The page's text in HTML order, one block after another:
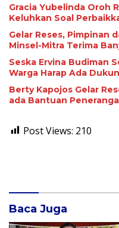
Gracia Yubelinda Oroh
Keluhkan Soal
Gelar Reses, Pimpinan
Minsel-Mitra Terima
Seska Ervina Budiman
Warga Harap Ada
Berty Kapojos Gelar
Post Views: 210
Baca Juga